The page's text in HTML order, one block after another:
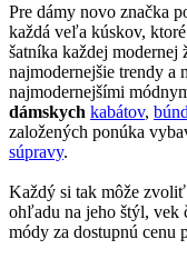
Pre dámy novo značka
každá veľa kúskov,
šatníka každej modernej
najmodernejšie trendy
najmodernejšími
dámskych kabátov, búnd
založených ponúka
súpravy.
Každý si tak môže
ohľadu na jeho štýl, vek
módy za dostupnú cenu